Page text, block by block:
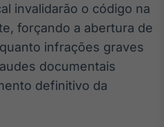
BroadFast
Em breve
invalidarão o código na
forçando a abertura de
infrações graves
documentais
definitivo da